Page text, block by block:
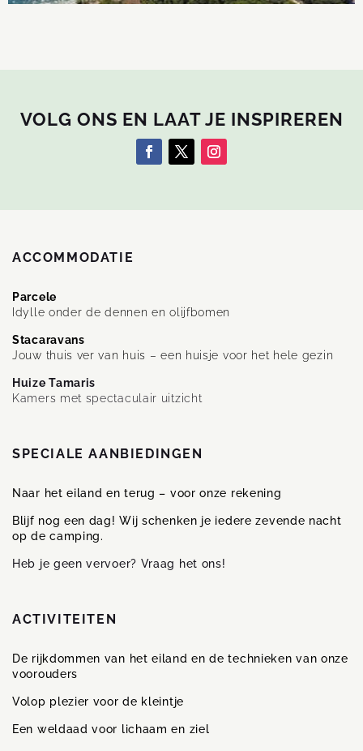
VOLG ONS EN LAAT JE INSPIREREN
ACCOMMODATIE
Parcele
Idylle onder de dennen en olijfbomen
Stacaravans
Jouw thuis ver van huis – een huisje voor het hele gezin
Huize Tamaris
Kamers met spectaculair uitzicht
SPECIALE AANBIEDINGEN
Naar het eiland en terug – voor onze rekening
Blijf nog een dag! Wij schenken je iedere zevende nacht
op de camping.
Heb je geen vervoer? Vraag het ons!
ACTIVITEITEN
De rijkdommen van het eiland en de technieken van onze
voorouders
Volop plezier voor de kleintje
Een weldaad voor lichaam en ziel